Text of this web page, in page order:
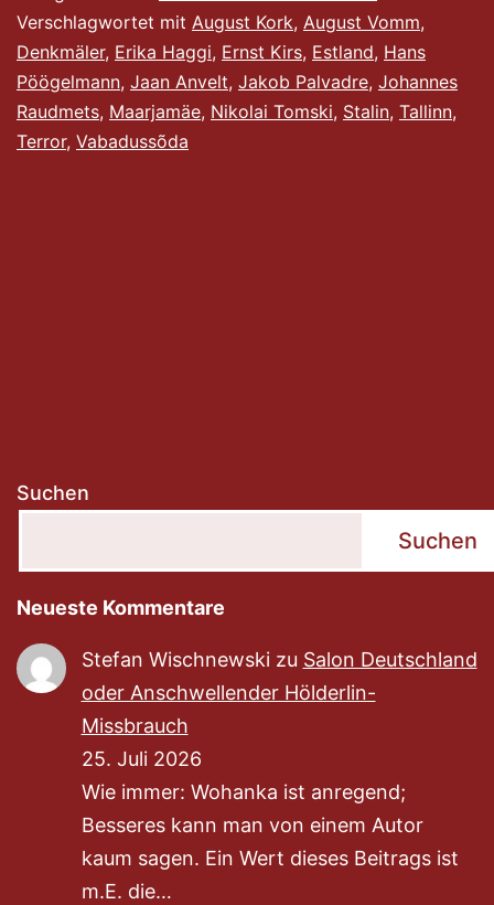
„Denkmalfriedhof“
von
Maarjamäe
Verschlagwortet mit August Kork, August Vomm,
Denkmäler, Erika Haggi, Ernst Kirs, Estland, Hans
Pöögelmann, Jaan Anvelt, Jakob Palvadre, Johannes
Raudmets, Maarjamäe, Nikolai Tomski, Stalin, Tallinn,
Terror, Vabadussõda
Suchen
Suchen
Neueste Kommentare
Stefan Wischnewski zu Salon Deutschland
oder Anschwellender Hölderlin-
Missbrauch
25. Juli 2026
Wie immer: Wohanka ist anregend;
Besseres kann man von einem Autor
kaum sagen. Ein Wert dieses Beitrags ist
m.E. die…